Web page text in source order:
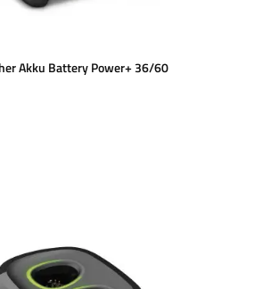
Akku Battery Power+ 36/60